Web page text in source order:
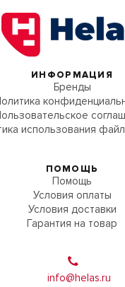
ИНФОРМАЦИЯ
Бренды
использования
ПОМОЩЬ
Помощь
Условия оплаты
Условия доставки
Гарантия на товар
info@helas.ru